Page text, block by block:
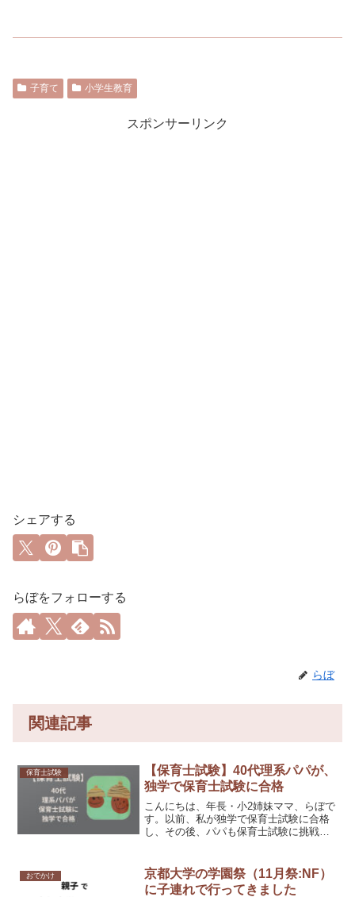
子育て 小学生教育
スポンサーリンク
シェアする
らぼをフォローする
らぼ
関連記事
保育士試験
【保育士試験】40代理系パパが、
独学で保育士試験に合格
こんにちは、年長・小2姉妹ママ、らぼで
す。以前、私が独学で保育士試験に合格
し、その後、パパも保育士試験に挑戦し
保育とは、無関係の仕事をしています。
子どもが起床する前...
おでかけ
京都大学の学園祭（11月祭:NF）
に子連れで行ってきました